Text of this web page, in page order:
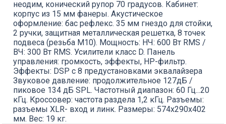
неодим, конический рупор 70 градусов. Кабинет:
корпус из 15 мм фанеры. Акустическое
оформление: бас рефлекс. 35 мм гнездо для стойки,
2 ручки, защитная металлическая решетка, 8 точек
подвеса (резьба М10). Мощность: НЧ: 600 Вт RMS /
ВЧ: 300 Вт RMS. Усилители класс D. Панель
управления: громкость, эффекты, НР-фильтр.
Эффекты: DSP с 8 предустановками эквалайзера
Звуковое давление: продолжительное 127дБ /
пиковое 134 дБ SPL. Частотный диапазон: 60 Гц...20
кГц. Кроссовер: частота раздела 1,2 кГц. Разъемы:
разъемы XLR- вход и линк. Размеры: 574х290х402
мм. Вес: 19 кг.